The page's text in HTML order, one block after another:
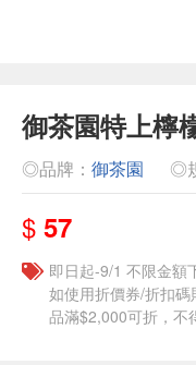
御茶園特上檸
◎品牌： 御茶園 ◎
$ 57
即日起-9/1 不限金額
如使用折價券/折扣
品滿$2,000可折，不